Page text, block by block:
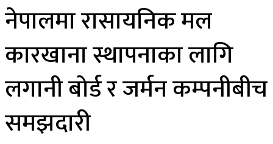
नेपालमा रासायनिक मल
कारखाना स्थापनाका लागि
लगानी बोर्ड र जर्मन कम्पनीबीच
समझदारी